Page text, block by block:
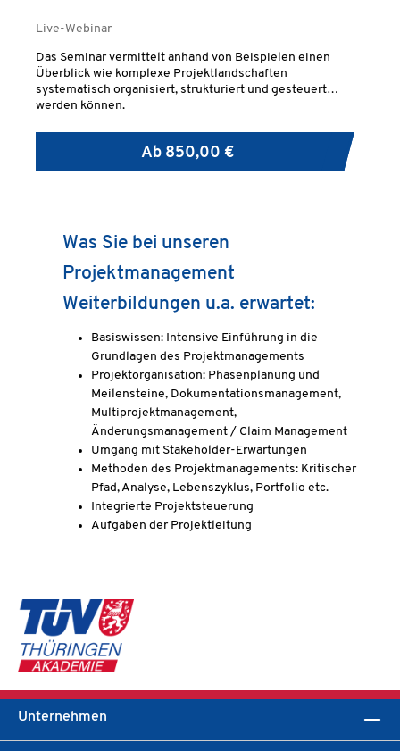
Live-Webinar
Das Seminar vermittelt anhand von Beispielen einen
Überblick wie komplexe Projektlandschaften
systematisch organisiert, strukturiert und gesteuert
werden können.
Ab 850,00 €
Was Sie bei unseren
Projektmanagement
Weiterbildungen u.a. erwartet:
Basiswissen: Intensive Einführung in die
Grundlagen des Projektmanagements
Projektorganisation: Phasenplanung und
Meilensteine, Dokumentationsmanagement,
Multiprojektmanagement,
Änderungsmanagement / Claim Management
Umgang mit Stakeholder-Erwartungen
Methoden des Projektmanagements: Kritischer
Pfad, Analyse, Lebenszyklus, Portfolio etc.
Integrierte Projektsteuerung
Aufgaben der Projektleitung
Unternehmen